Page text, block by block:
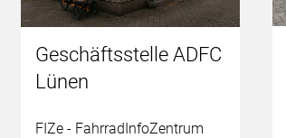
Geschäftsstelle ADFC
Lünen
FIZe - FahrradInfoZentrum